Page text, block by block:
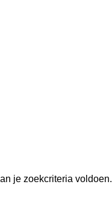
je zoekcriteria voldoen.